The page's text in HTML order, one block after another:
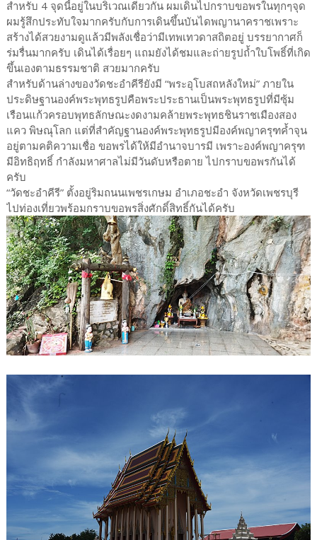
สำหรับ 4 จุดนี้อยู่ในบริเวณเดียวกัน ผมเดินไปกราบขอพรในทุกๆจุด
ผมรู้สึกประทับใจมากครับกับการเดินขึ้นบันไดพญานาคราชเพราะ
สร้างได้สวยงามดูแล้วมีพลังเชื่อว่ามีเทพเทวดาสถิตอยู่ บรรยากาศก็
ร่มรื่นมากครับ เดินได้เรื่อยๆ แถมยังได้ชมและถ่ายรูปถ้ำใบโพธิ์ที่เกิด
ขึ้นเองตามธรรมชาติ สวยมากครับ
สำหรับด้านล่างของวัดชะอำคีรียังมี “พระอุโบสถหลังใหม่” ภายใน
ประดิษฐานองค์พระพุทธรูปคือพระประธานเป็นพระพุทธรูปที่มีซุ้ม
เรือนแก้วครอบพุทธลักษณะงดงามคล้ายพระพุทธชินราชเมืองสอง
แคว พิษณุโลก แต่ที่สำคัญฐานองค์พระพุทธรูปมีองค์พญาครุฑค้ำจุน
อยู่ตามคติความเชื่อ ขอพรได้ให้มีอำนาจบารมี เพราะองค์พญาครุฑ
มีอิทธิฤทธิ์ กำลังมหาศาลไม่มีวันดับหรือตาย ไปกราบขอพรกันได้
ครับ
“วัดชะอำคีรี” ตั้งอยู่ริมถนนเพชรเกษม อำเภอชะอำ จังหวัดเพชรบุรี
ไปท่องเที่ยวพร้อมกราบขอพรสิ่งศักดิ์สิทธิ์กันได้ครับ